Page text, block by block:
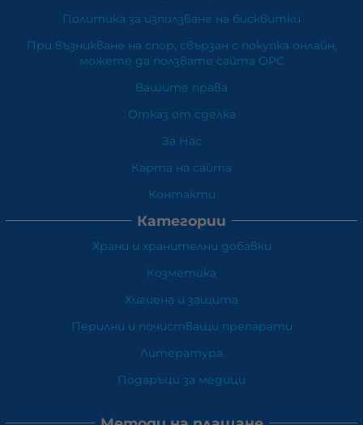
Политика за използване на бисквитки
При възникване на спор, свързан с покупка онлайн,
можете да ползвате сайта ОРС
Вашите права
Отказ от сделка
За Нас
Карта на сайта
Контакти
Категории
Храни и хранителни добавки
Козметика
Хигиена и защита
Перилни и почистващи препарати
Литература
Подаръци за медици